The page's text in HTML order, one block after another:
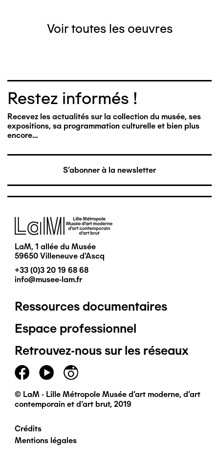
Voir toutes les oeuvres
Restez informés !
Recevez les actualités sur la collection du musée, ses
expositions, sa programmation culturelle et bien plus
encore…
S'abonner à la newsletter
Image
LaM, 1 allée du Musée
59650 Villeneuve d'Ascq
+33 (0)3 20 19 68 68
info@musee-lam.fr
Pied
de
page
principal
Ressources documentaires
Espace professionnel
Retrouvez-nous sur les réseaux
© LaM - Lille Métropole Musée d'art moderne, d'art
contemporain et d'art brut, 2019
Pied
Crédits
Mentions légales